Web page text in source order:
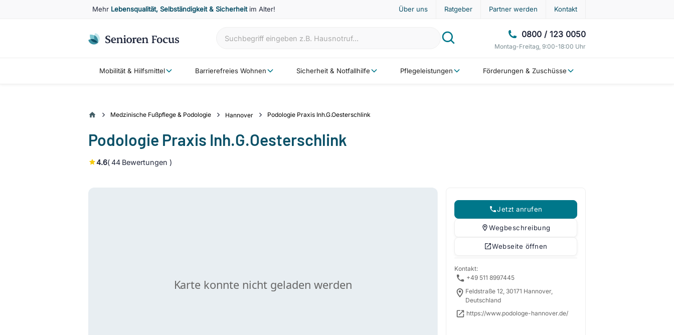
Mehr Lebensqualität, Selbständigkeit & Sicherheitim Alter! Über uns Ratgeber Partner werden Kontakt
0800 / 123 0050
Montag-Freitag, 9:00-18:00 Uhr
Mobilität & Hilfsmittel Barrierefreies Wohnen Sicherheit & Notfallhilfe Pflegeleistungen Förderungen & Zuschüsse
Medzinische Fußpflege & Podologie Hannover Podologie Praxis Inh.G.Oesterschlink
Podologie Praxis Inh.G.Oesterschlink
4.6(44 Bewertungen )
Jetzt anrufen
Wegbeschreibung
Webseite öffnen
Kontakt:
+49 511 8997445
Feldstraße 12, 30171 Hannover,
Deutschland
https://www.podologe-hannover.de/